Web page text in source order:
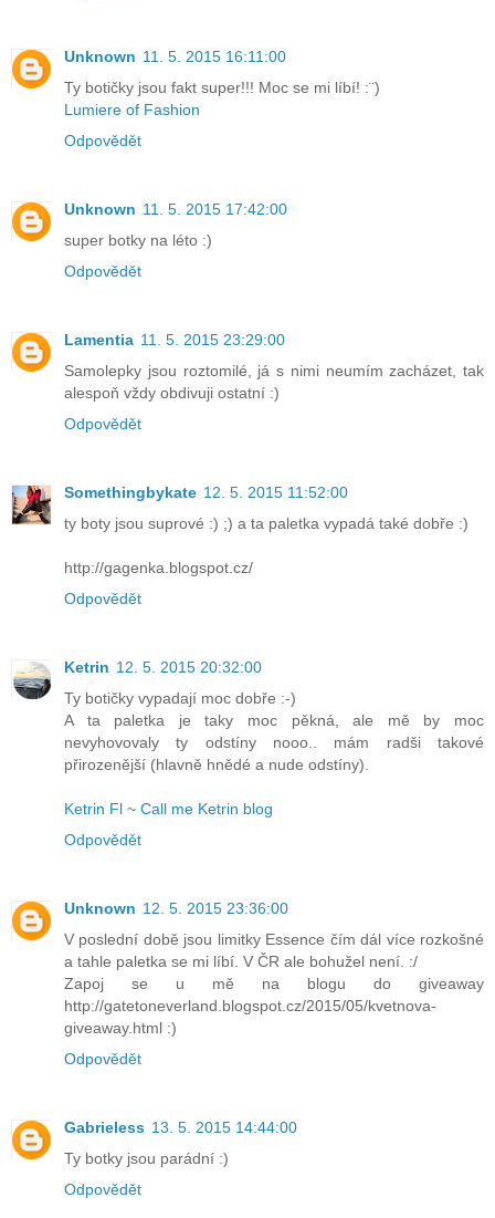
Unknown 11. 5. 2015 16:11:00
Ty botičky jsou fakt super!!! Moc se mi líbí! :¨)
Lumiere of Fashion
Odpovědět
Unknown 11. 5. 2015 17:42:00
super botky na léto :)
Odpovědět
Lamentia 11. 5. 2015 23:29:00
Samolepky jsou roztomilé, já s nimi neumím zacházet, tak
alespoň vždy obdivuji ostatní :)
Odpovědět
Somethingbykate 12. 5. 2015 11:52:00
ty boty jsou suprové :) ;) a ta paletka vypadá také dobře :)
http://gagenka.blogspot.cz/
Odpovědět
Ketrin 12. 5. 2015 20:32:00
Ty botičky vypadají moc dobře :-)
A ta paletka je taky moc pěkná, ale mě by moc
nevyhovovaly ty odstíny nooo.. mám radši takové
přirozenější (hlavně hnědé a nude odstíny).
Ketrin Fl ~ Call me Ketrin blog
Odpovědět
Unknown 12. 5. 2015 23:36:00
V poslední době jsou limitky Essence čím dál více rozkošné
a tahle paletka se mi líbí. V ČR ale bohužel není. :/
Zapoj se u mě na blogu do giveaway
http://gatetoneverland.blogspot.cz/2015/05/kvetnova-
giveaway.html :)
Odpovědět
Gabrieless 13. 5. 2015 14:44:00
Ty botky jsou parádní :)
Odpovědět